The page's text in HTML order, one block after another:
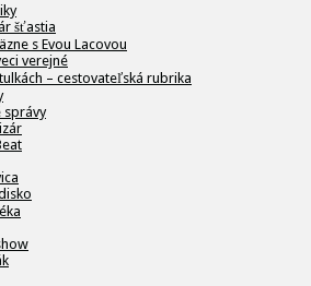
šťastia
s Evou Lacovou
verejné
– cestovateľská rubrika
správy